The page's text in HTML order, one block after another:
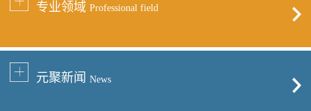
专业领域 Professional field
元聚新闻 News